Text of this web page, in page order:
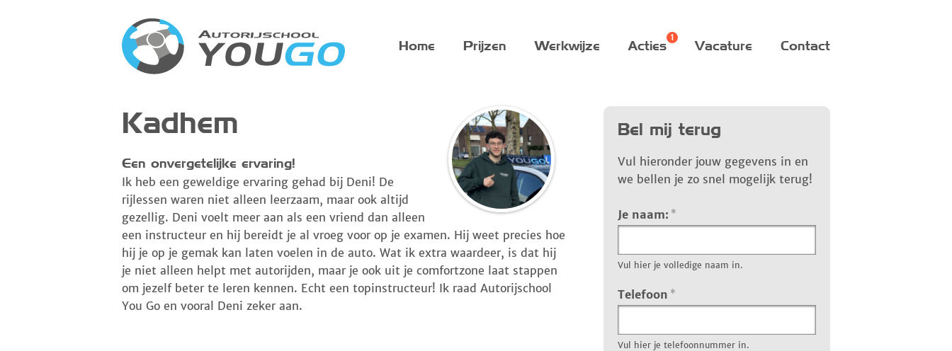
Home Prijzen Werkwijze Acties Vacature Contact
Kadhem
Een onvergetelijke ervaring!
Ik heb een geweldige ervaring gehad bij Deni! De
rijlessen waren niet alleen leerzaam, maar ook altijd
gezellig. Deni voelt meer aan als een vriend dan alleen
een instructeur en hij bereidt je al vroeg voor op je examen. Hij weet precies hoe
hij je op je gemak kan laten voelen in de auto. Wat ik extra waardeer, is dat hij
je niet alleen helpt met autorijden, maar je ook uit je comfortzone laat stappen
om jezelf beter te leren kennen. Echt een topinstructeur! Ik raad Autorijschool
You Go en vooral Deni zeker aan.
Bel mij terug
Vul hieronder jouw gegevens in en
we bellen je zo snel mogelijk terug!
Je naam: *
Vul hier je volledige naam in.
Telefoon *
Vul hier je telefoonnummer in.